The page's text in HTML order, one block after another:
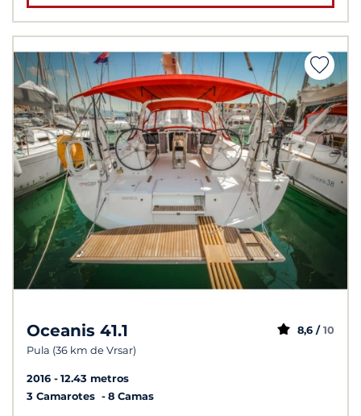
Oceanis 41.1
Pula (36 km de Vrsar)
8,6 / 10
2016
12.43 metros
3 Camarotes
8 Camas